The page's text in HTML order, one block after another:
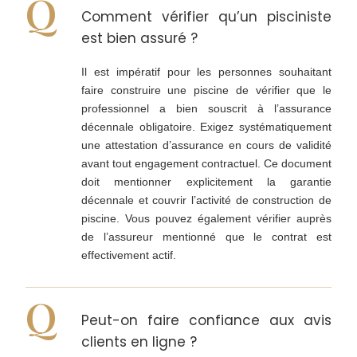
Comment vérifier qu’un pisciniste
est bien assuré ?
Il est impératif pour les personnes souhaitant
faire construire une piscine de vérifier que le
professionnel a bien souscrit à l’assurance
décennale obligatoire. Exigez systématiquement
une attestation d’assurance en cours de validité
avant tout engagement contractuel. Ce document
doit mentionner explicitement la garantie
décennale et couvrir l’activité de construction de
piscine. Vous pouvez également vérifier auprès
de l’assureur mentionné que le contrat est
effectivement actif.
Peut-on faire confiance aux avis
clients en ligne ?